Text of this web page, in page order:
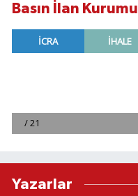
Basın İlan Kurumu
Yazarlar